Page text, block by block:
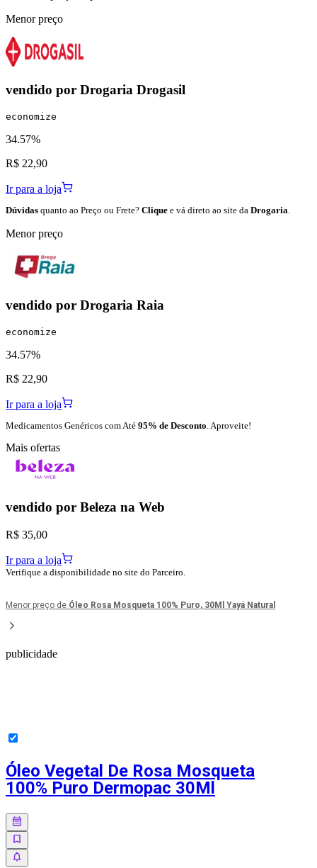
Menor preço
vendido por Drogaria Drogasil
economize
34.57%
R$ 22,90
Ir para a loja
Dúvidas quanto ao Preço ou Frete? Clique e vá direto ao site da Drogaria.
Menor preço
vendido por Drogaria Raia
economize
34.57%
R$ 22,90
Ir para a loja
Medicamentos Genéricos com Até 95% de Desconto. Aproveite!
Mais ofertas
vendido por Beleza na Web
R$ 35,00
Ir para a loja
Verifique a disponibilidade no site do Parceiro.
Menor preço de Óleo Rosa Mosqueta 100% Puro, 30Ml Yayá Natural
publicidade
Óleo Vegetal De Rosa Mosqueta
100% Puro Dermopac 30Ml